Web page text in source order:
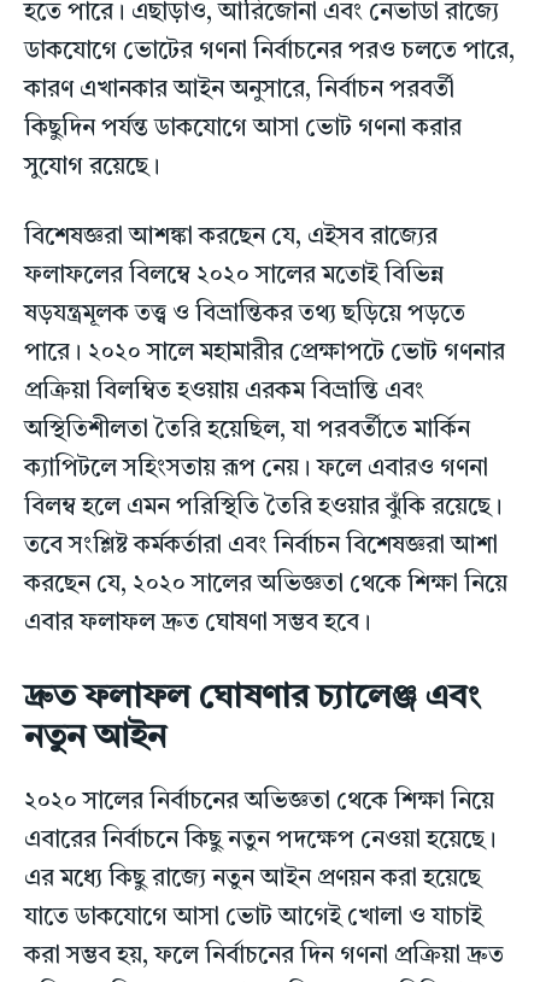
হতে পারে। এছাড়াও, আরিজোনা এবং নেভাডা রাজ্যে
ডাকযোগে ভোটের গণনা নির্বাচনের পরও চলতে পারে,
কারণ এখানকার আইন অনুসারে, নির্বাচন পরবর্তী
কিছুদিন পর্যন্ত ডাকযোগে আসা ভোট গণনা করার
সুযোগ রয়েছে।
বিশেষজ্ঞরা আশঙ্কা করছেন যে, এইসব রাজ্যের
ফলাফলের বিলম্বে ২০২০ সালের মতোই বিভিন্ন
ষড়যন্ত্রমূলক তত্ত্ব ও বিভ্রান্তিকর তথ্য ছড়িয়ে পড়তে
পারে। ২০২০ সালে মহামারীর প্রেক্ষাপটে ভোট গণনার
প্রক্রিয়া বিলম্বিত হওয়ায় এরকম বিভ্রান্তি এবং
অস্থিতিশীলতা তৈরি হয়েছিল, যা পরবর্তীতে মার্কিন
ক্যাপিটলে সহিংসতায় রূপ নেয়। ফলে এবারও গণনা
বিলম্ব হলে এমন পরিস্থিতি তৈরি হওয়ার ঝুঁকি রয়েছে।
তবে সংশ্লিষ্ট কর্মকর্তারা এবং নির্বাচন বিশেষজ্ঞরা আশা
করছেন যে, ২০২০ সালের অভিজ্ঞতা থেকে শিক্ষা নিয়ে
এবার ফলাফল দ্রুত ঘোষণা সম্ভব হবে।
দ্রুত ফলাফল ঘোষণার চ্যালেঞ্জ এবং
নতুন আইন
২০২০ সালের নির্বাচনের অভিজ্ঞতা থেকে শিক্ষা নিয়ে
এবারের নির্বাচনে কিছু নতুন পদক্ষেপ নেওয়া হয়েছে।
এর মধ্যে কিছু রাজ্যে নতুন আইন প্রণয়ন করা হয়েছে
যাতে ডাকযোগে আসা ভোট আগেই খোলা ও যাচাই
করা সম্ভব হয়, ফলে নির্বাচনের দিন গণনা প্রক্রিয়া দ্রুত